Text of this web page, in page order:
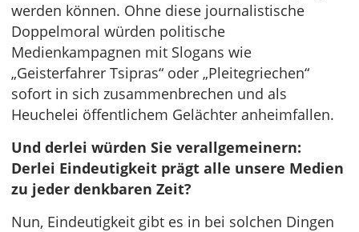
werden können. Ohne diese journalistische
Doppelmoral würden politische
Medienkampagnen mit Slogans wie
„Geisterfahrer Tsipras“ oder „Pleitegriechen“
sofort in sich zusammenbrechen und als
Heuchelei öffentlichem Gelächter anheimfallen.
Und derlei würden Sie verallgemeinern:
Derlei Eindeutigkeit prägt alle unsere Medien
zu jeder denkbaren Zeit?
Nun, Eindeutigkeit gibt es in bei solchen Dingen